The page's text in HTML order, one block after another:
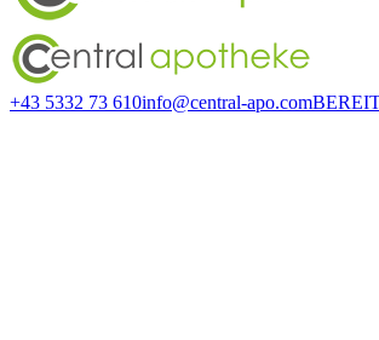
+43 5332 73 610info@central-apo.com